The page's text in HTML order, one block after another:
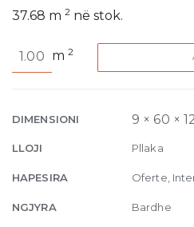
37.68 m2 në stok.
9mm
120
m2
DIMENSIONI 9 × 60 ×
LLOJI Pllaka
HAPESIRA Oferte,
NGJYRA Bardhe